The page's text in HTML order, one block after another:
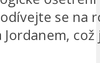
se na
Jordanem,